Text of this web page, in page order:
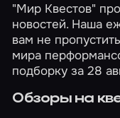
"Мир Квестов"
новостей. Наша
вам не
мира
подборку за 28
Обзоры на